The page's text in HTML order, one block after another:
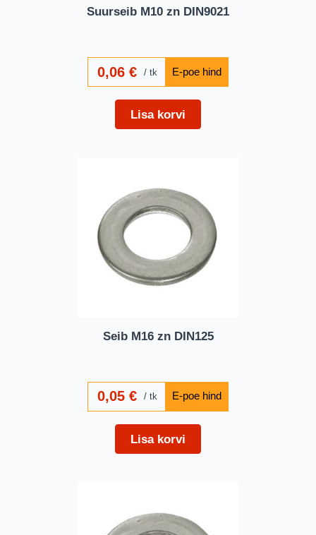
Suurseib M10 zn DIN9021
0,06€ tk
Lisa korvi
Seib M16 zn DIN125
0,05€ tk
Lisa korvi